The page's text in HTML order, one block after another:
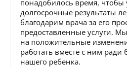
понадобилось время, чтобы
долгосрочные результаты
благодарим врача за его
предоставленные услуги.
на положительные
работать вместе с ним ради
нашего ребенка.